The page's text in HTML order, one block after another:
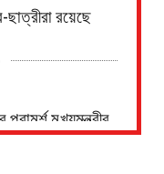
রয়েছে
মুখ্যমন্ত্রীর,